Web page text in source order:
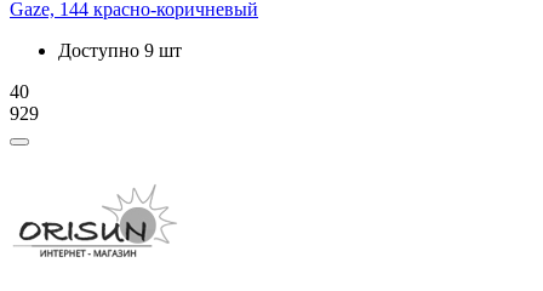
Gaze, 144 красно-коричневый
Доступно 9 шт
40
929